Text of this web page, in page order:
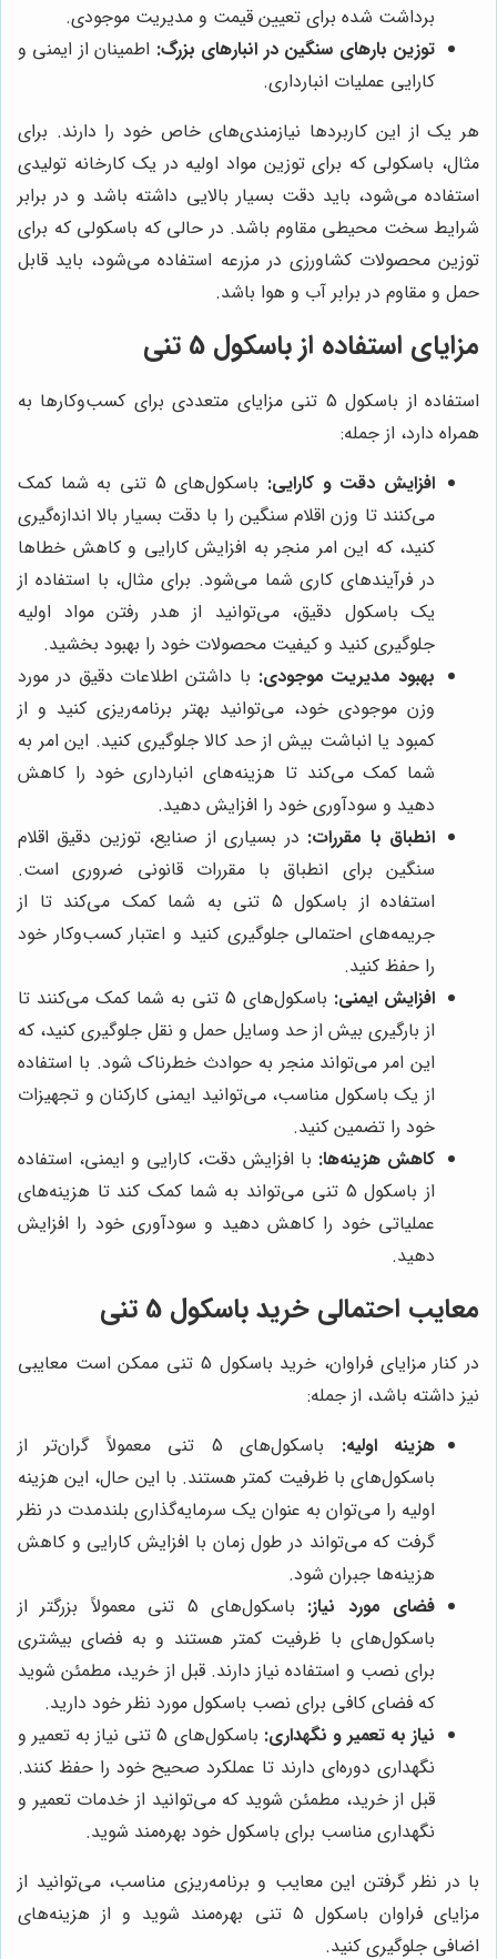
برداشت شده برای تعیین قیمت و مدیریت موجودی.
توزین بارهای سنگین در انبارهای بزرگ: اطمینان از ایمنی و
کارایی عملیات انبارداری.
هر یک از این کاربردها نیازمندی‌های خاص خود را دارند. برای
مثال، باسکولی که برای توزین مواد اولیه در یک کارخانه تولیدی
استفاده می‌شود، باید دقت بسیار بالایی داشته باشد و در برابر
شرایط سخت محیطی مقاوم باشد. در حالی که باسکولی که برای
توزین محصولات کشاورزی در مزرعه استفاده می‌شود، باید قابل
حمل و مقاوم در برابر آب و هوا باشد.
مزایای استفاده از باسکول 5 تنی
استفاده از باسکول 5 تنی مزایای متعددی برای کسب‌وکارها به
همراه دارد، از جمله:
افزایش دقت و کارایی:
باسکول‌های 5 تنی به شما کمک
می‌کنند تا وزن اقلام سنگین را با دقت بسیار بالا اندازه‌گیری
کنید، که این امر منجر به افزایش کارایی و کاهش خطاها
در فرآیندهای کاری شما می‌شود. برای مثال، با استفاده از
یک باسکول دقیق، می‌توانید از هدر رفتن مواد اولیه
جلوگیری کنید و کیفیت محصولات خود را بهبود بخشید.
بهبود مدیریت موجودی: با داشتن اطلاعات دقیق در مورد
وزن موجودی خود، می‌توانید بهتر برنامه‌ریزی کنید و از
کمبود یا انباشت بیش از حد کالا جلوگیری کنید. این امر به
شما کمک می‌کند تا هزینه‌های انبارداری خود را کاهش
دهید و سودآوری خود را افزایش دهید.
انطباق با مقررات: در بسیاری از صنایع، توزین دقیق اقلام
سنگین برای انطباق با مقررات قانونی ضروری است.
استفاده از باسکول 5 تنی به شما کمک می‌کند تا از
جریمه‌های احتمالی جلوگیری کنید و اعتبار کسب‌وکار خود
را حفظ کنید.
افزایش ایمنی:
باسکول‌های 5 تنی به شما کمک می‌کنند تا
از بارگیری بیش از حد وسایل حمل و نقل جلوگیری کنید، که
این امر می‌تواند منجر به حوادث خطرناک شود. با استفاده
از یک باسکول مناسب، می‌توانید ایمنی کارکنان و تجهیزات
خود را تضمین کنید.
کاهش هزینه‌ها: با افزایش دقت، کارایی و ایمنی، استفاده
از باسکول 5 تنی می‌تواند به شما کمک کند تا هزینه‌های
عملیاتی خود را کاهش دهید و سودآوری خود را افزایش
دهید.
معایب احتمالی خرید باسکول 5 تنی
در کنار مزایای فراوان، خرید باسکول 5 تنی ممکن است معایبی
نیز داشته باشد، از جمله:
هزینه اولیه:
باسکول‌های 5 تنی معمولاً گران‌تر از
باسکول‌های با ظرفیت کمتر هستند. با این حال، این هزینه
اولیه را می‌توان به عنوان یک سرمایه‌گذاری بلندمدت در نظر
گرفت که می‌تواند در طول زمان با افزایش کارایی و کاهش
هزینه‌ها جبران شود.
فضای مورد نیاز:
باسکول‌های 5 تنی معمولاً بزرگتر از
باسکول‌های با ظرفیت کمتر هستند و به فضای بیشتری
برای نصب و استفاده نیاز دارند. قبل از خرید، مطمئن شوید
که فضای کافی برای نصب باسکول مورد نظر خود دارید.
نیاز به تعمیر و نگهداری:
باسکول‌های 5 تنی نیاز به تعمیر و
نگهداری دوره‌ای دارند تا عملکرد صحیح خود را حفظ کنند.
قبل از خرید، مطمئن شوید که می‌توانید از خدمات تعمیر و
نگهداری مناسب برای باسکول خود بهره‌مند شوید.
با در نظر گرفتن این معایب و برنامه‌ریزی مناسب، می‌توانید از
مزایای فراوان باسکول 5 تنی بهره‌مند شوید و از هزینه‌های
اضافی جلوگیری کنید.